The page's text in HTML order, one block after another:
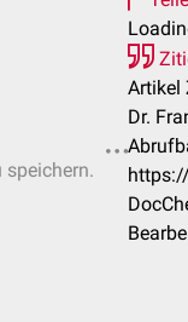
speichern.
Artikel
Dr.